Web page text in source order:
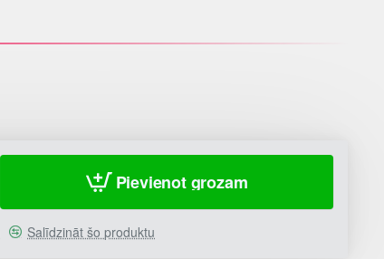
Pievienot grozam
Salīdzināt šo produktu